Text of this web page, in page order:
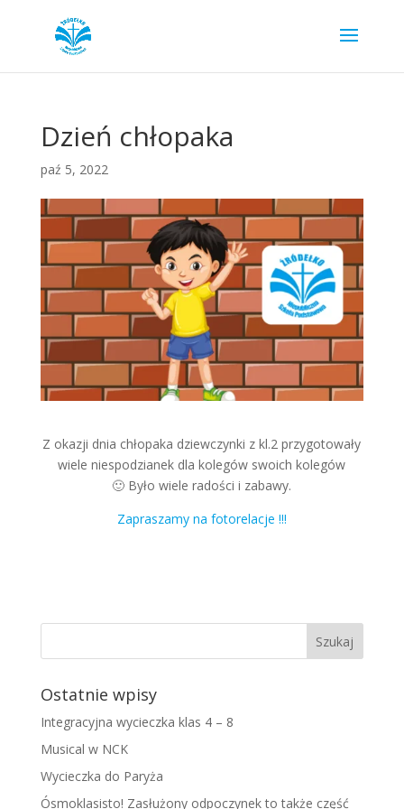
Dzień chłopaka
paź 5, 2022
Z okazji dnia chłopaka dziewczynki z kl.2 przygotowały
wiele niespodzianek dla kolegów swoich kolegów
🙂 Było wiele radości i zabawy.
Zapraszamy na fotorelacje !!!
Ostatnie wpisy
Integracyjna wycieczka klas 4 – 8
Musical w NCK
Wycieczka do Paryża
Ósmoklasisto! Zasłużony odpoczynek to także część